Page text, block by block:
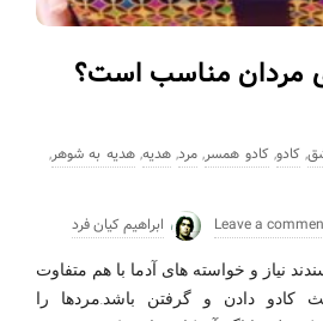
مردان مناسب است؟
, کادو, کادو همسر, مرد,هدیه,هدیه به شوهر,
Leave a ابراهیم کیان فرد
نیاز و خواسته های آدما با هم متفاوت
دادن و گرفتن باشد.مردها را